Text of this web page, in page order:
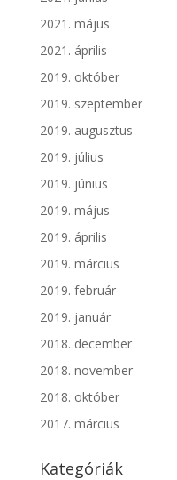
2021. május
2021. április
2019. október
2019. szeptember
2019. augusztus
2019. július
2019. június
2019. május
2019. április
2019. március
2019. február
2019. január
2018. december
2018. november
2018. október
2017. március
Kategóriák